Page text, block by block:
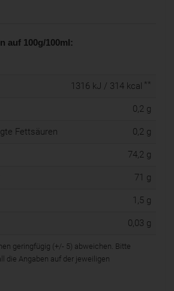
auf 100g/100ml:
1316 kJ / 314 kcal **
0,2 g
Fettsäuren 0,2 g
74,2 g
71 g
1,5 g
0,03 g
geringfügig (+/- 5) abweichen. Bitte
die Angaben auf der jeweiligen